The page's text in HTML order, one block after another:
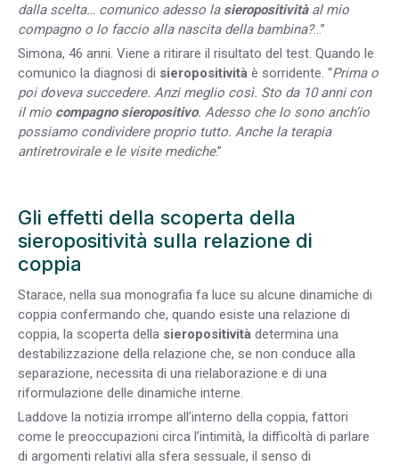
dalla scelta… comunico adesso lasieropositivitàal mio
compagno o lo faccio alla nascita della bambina?…”
Simona, 46 anni. Viene a ritirare il risultato del test. Quando le
comunico la diagnosi di sieropositività è sorridente. “Prima o
poi doveva succedere. Anzi meglio così. Sto da 10 anni con
il mio compagno sieropositivo. Adesso che lo sono anch’io
possiamo condividere proprio tutto. Anche la terapia
antiretrovirale e le visite mediche.”
Gli effetti della scoperta della
sieropositività sulla relazione di
coppia
Starace, nella sua monografia fa luce su alcune dinamiche di
coppia confermando che, quando esiste una relazione di
coppia, la scoperta della sieropositività determina una
destabilizzazione della relazione che, se non conduce alla
separazione, necessita di una rielaborazione e di una
riformulazione delle dinamiche interne.
Laddove la notizia irrompe all’interno della coppia, fattori
come le preoccupazioni circa l’intimità, la difficoltà di parlare
di argomenti relativi alla sfera sessuale, il senso di